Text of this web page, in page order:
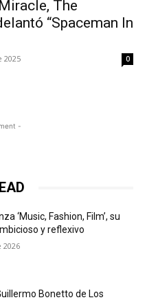
The
“Spaceman In
2025 0
-
‘Music, Fashion, Film’, su
y reflexivo
2026
Bonetto de Los